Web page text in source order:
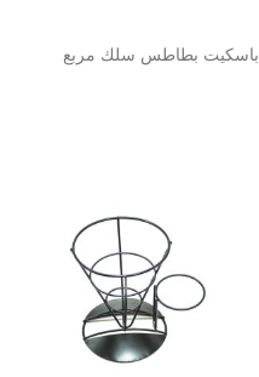
باسكيت بطاطس سلك مربع